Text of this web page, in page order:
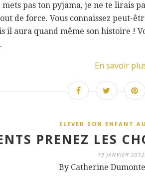
mets pas ton pyjama, je ne te lirais
de force. Vous connaissez peut-
il aura quand même son histoire !
En savoir
ELEVER SON ENFANT
PRENEZ LES
19 JANVIER 2012
By Catherine